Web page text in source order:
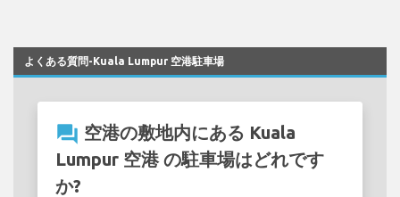
よくある質問-Kuala Lumpur 空港駐車場
question_answer 空港の敷地内にある Kuala
Lumpur 空港 の駐車場はどれです
か?